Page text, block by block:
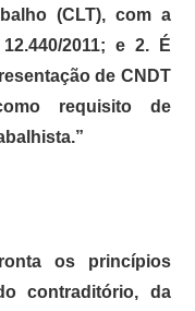
(CLT), com a
2011; e 2. É
de CNDT
requisito de
os princípios
contraditório, da